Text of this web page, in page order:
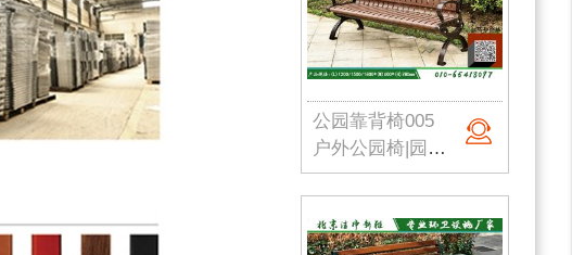
公园靠背椅005
户外公园椅|园林座椅|小区路椅|公园长椅|校园户外椅|洁净新雅 定制批发